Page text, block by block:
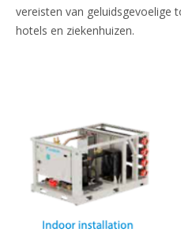
vereisten van geluidsgevoelige
hotels en ziekenhuizen.